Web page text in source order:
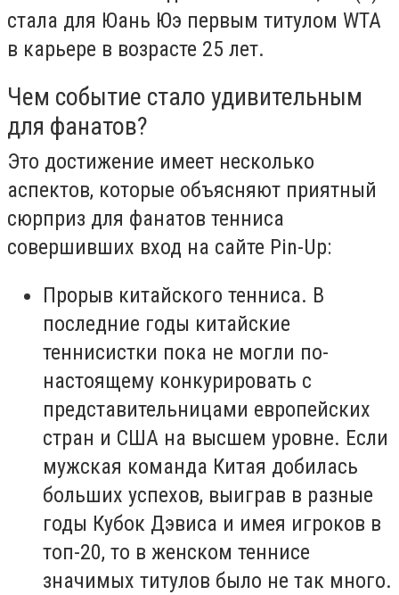
стала для Юань Юэ первым титулом WTA
в карьере в возрасте 25 лет.
Чем событие стало удивительным
для фанатов?
Это достижение имеет несколько
аспектов, которые объясняют приятный
сюрприз для фанатов тенниса
совершивших вход на сайте Pin-Up:
Прорыв китайского тенниса. В
последние годы китайские
теннисистки пока не могли по-
настоящему конкурировать с
представительницами европейских
стран и США на высшем уровне. Если
мужская команда Китая добилась
больших успехов, выиграв в разные
годы Кубок Дэвиса и имея игроков в
топ-20, то в женском теннисе
значимых титулов было не так много.